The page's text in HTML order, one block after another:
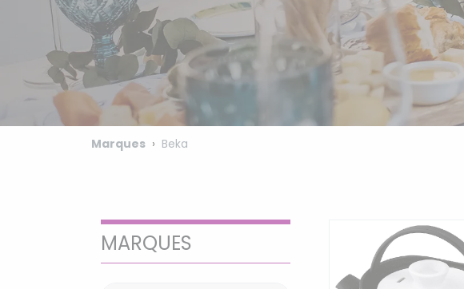
Marques Beka
MARQUES